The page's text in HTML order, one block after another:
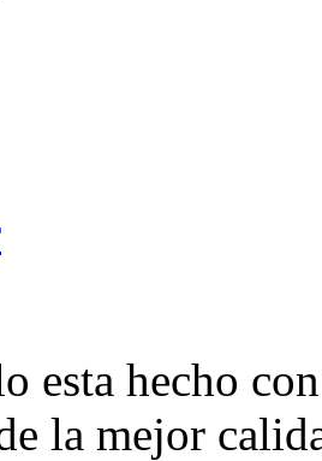
esta hecho
la mejor